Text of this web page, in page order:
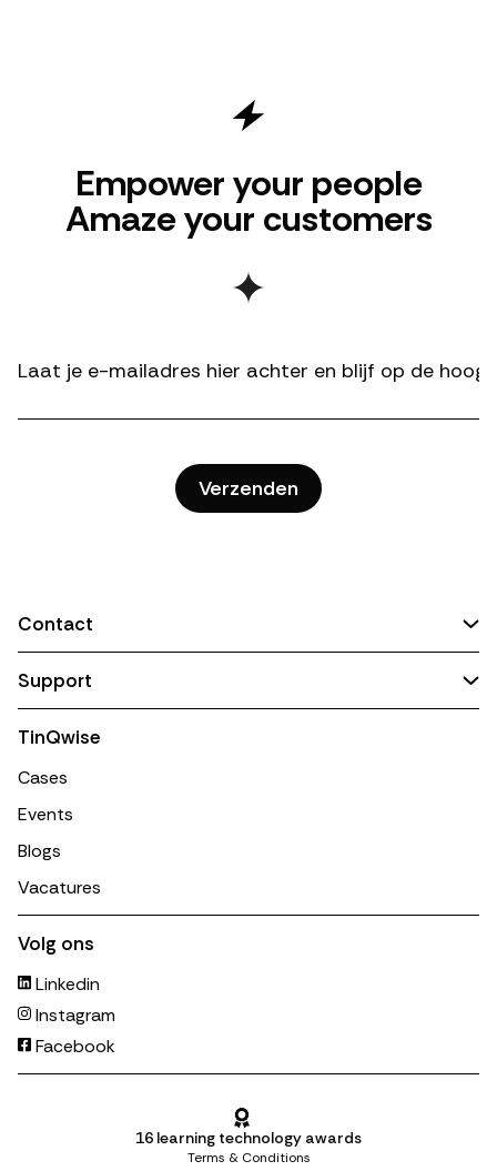
Empower your people
Amaze your customers
Contact
Support
TinQwise
Cases
Events
Blogs
Vacatures
Volg ons
Linkedin
Instagram
Facebook
16 learning technology awards
Terms & Conditions